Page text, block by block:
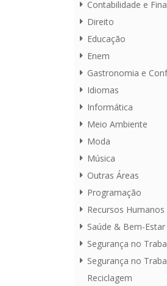
Contabilidade e
Direito
Educação
Enem
Gastronomia e
Idiomas
Informática
Meio Ambiente
Moda
Música
Outras Áreas
Programação
Recursos Humanos
Saúde & Bem-Estar
Segurança no
Segurança no
Reciclagem